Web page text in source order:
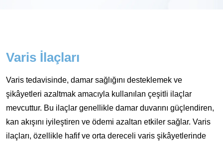
Varis İlaçları
Varis tedavisinde, damar sağlığını desteklemek ve
şikâyetleri azaltmak amacıyla kullanılan çeşitli ilaçlar
mevcuttur. Bu ilaçlar genellikle damar duvarını güçlendiren,
kan akışını iyileştiren ve ödemi azaltan etkiler sağlar. Varis
ilaçları, özellikle hafif ve orta dereceli varis şikâyetlerinde